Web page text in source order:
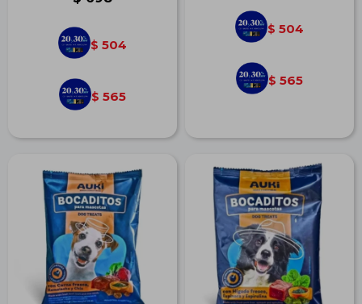
$ 504
$ 565
$ 504
$ 565